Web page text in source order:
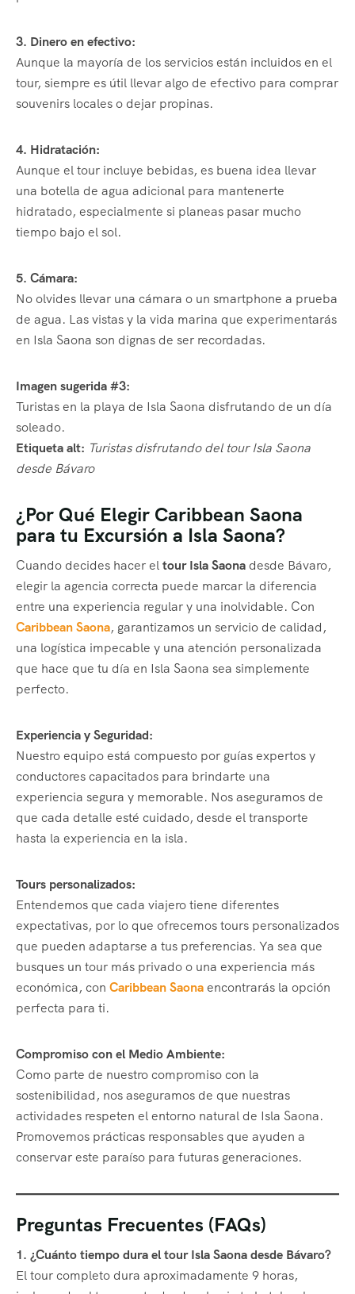
3. Dinero en efectivo:
Aunque la mayoría de los servicios están incluidos en el
tour, siempre es útil llevar algo de efectivo para comprar
souvenirs locales o dejar propinas.
4. Hidratación:
Aunque el tour incluye bebidas, es buena idea llevar
una botella de agua adicional para mantenerte
hidratado, especialmente si planeas pasar mucho
tiempo bajo el sol.
5. Cámara:
No olvides llevar una cámara o un smartphone a prueba
de agua. Las vistas y la vida marina que experimentarás
en Isla Saona son dignas de ser recordadas.
Imagen sugerida #3:
Turistas en la playa de Isla Saona disfrutando de un día
soleado.
Etiqueta alt: Turistas disfrutando del tour Isla Saona
desde Bávaro
¿Por Qué Elegir Caribbean Saona
para tu Excursión a Isla Saona?
Cuando decides hacer eltour Isla Saona desde Bávaro,
elegir la agencia correcta puede marcar la diferencia
entre una experiencia regular y una inolvidable. Con
Caribbean Saona, garantizamos un servicio de calidad,
una logística impecable y una atención personalizada
que hace que tu día en Isla Saona sea simplemente
perfecto.
Experiencia y Seguridad:
Nuestro equipo está compuesto por guías expertos y
conductores capacitados para brindarte una
experiencia segura y memorable. Nos aseguramos de
que cada detalle esté cuidado, desde el transporte
hasta la experiencia en la isla.
Tours personalizados:
Entendemos que cada viajero tiene diferentes
expectativas, por lo que ofrecemos tours personalizados
que pueden adaptarse a tus preferencias. Ya sea que
busques un tour más privado o una experiencia más
económica, con Caribbean Saonaencontrarás la opción
perfecta para ti.
Compromiso con el Medio Ambiente:
Como parte de nuestro compromiso con la
sostenibilidad, nos aseguramos de que nuestras
actividades respeten el entorno natural de Isla Saona.
Promovemos prácticas responsables que ayuden a
conservar este paraíso para futuras generaciones.
Preguntas Frecuentes (FAQs)
1. ¿Cuánto tiempo dura el tour Isla Saona desde Bávaro?
El tour completo dura aproximadamente 9 horas,